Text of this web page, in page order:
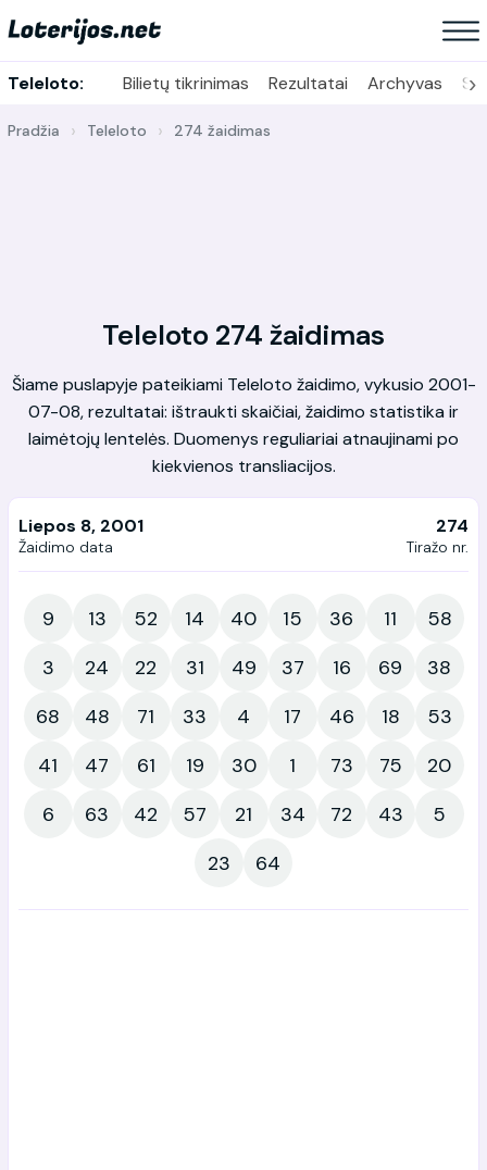
Teleloto: Bilietų tikrinimas Rezultatai Archyvas ›
Pradžia Teleloto 274 žaidimas
Teleloto 274 žaidimas
Šiame puslapyje pateikiami Teleloto žaidimo, vykusio 2001-
07-08, rezultatai: ištraukti skaičiai, žaidimo statistika ir
laimėtojų lentelės. Duomenys reguliariai atnaujinami po
kiekvienos transliacijos.
Liepos 8, 2001
Žaidimo data
274
Tiražo nr.
9 13 52 14 40 15 36 11
58
3
24 22 31 49 37 16 69
38
68
48 71 33 4 17 46 18
53
41
47 61 19 30 1 73 75
20
6
63 42 57 21 34 72 43
5
23
64